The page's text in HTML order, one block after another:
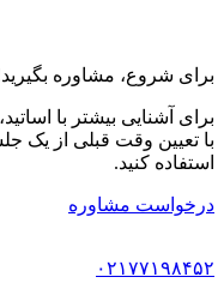
برای شروع، مشاوره
برای آشنایی بیشتر با
با تعیین وقت قبلی از یک
استفاده کنید.
درخواست مشاوره
۰۲۱۷۷۱۹۸۴۵۲